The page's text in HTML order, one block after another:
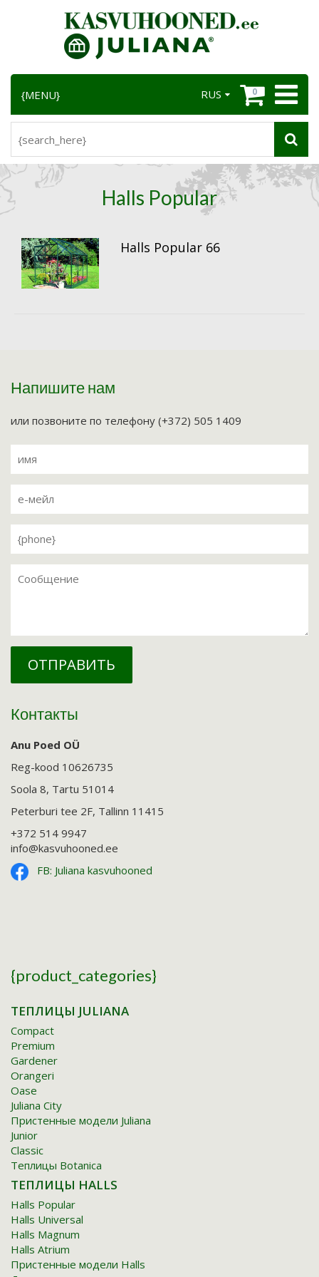
RUS 0
{MENU}
Halls Popular
Halls Popular 66
Напишите нам
или позвоните по телефону (+372) 505 1409
ОТПРАВИТЬ
Контакты
Anu Poed OÜ
Reg-kood 10626735
Soola 8, Tartu 51014
Peterburi tee 2F, Tallinn 11415
+372 514 9947
info@kasvuhooned.ee
FB: Juliana kasvuhooned
{product_categories}
TЕПЛИЦЫ JULIANA
Compact
Premium
Gardener
Orangeri
Oase
Juliana City
Пристенные модели Juliana
Junior
Classic
Tеплицы Botanica
TЕПЛИЦЫ HALLS
Halls Popular
Halls Universal
Halls Magnum
Halls Atrium
Пристенные модели Halls